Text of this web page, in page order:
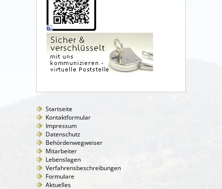
Startseite
Kontaktformular
Impressum
Datenschutz
Behördenwegweiser
Mitarbeiter
Lebenslagen
Verfahrensbeschreibungen
Formulare
Aktuelles